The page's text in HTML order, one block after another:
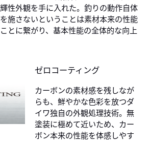
性外観を手に入れた。釣りの動作自体
施さないということは素材本来の性能
とに繋がり、基本性能の全体的な向上
ゼロコーティング
カーボンの素材感を残しなが
らも、鮮やかな色彩を放つダ
イワ独自の外観処理技術。無
塗装に極めて近いため、カー
ボン本来の性能を体感しやす